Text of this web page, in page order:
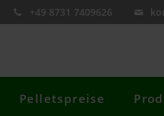
+49 8731 7409626
Pelletspreise